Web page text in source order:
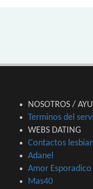
NOSOTROS /
Terminos del
WEBS DATING
Contactos
Adanel
Amor Esporadico
Mas40